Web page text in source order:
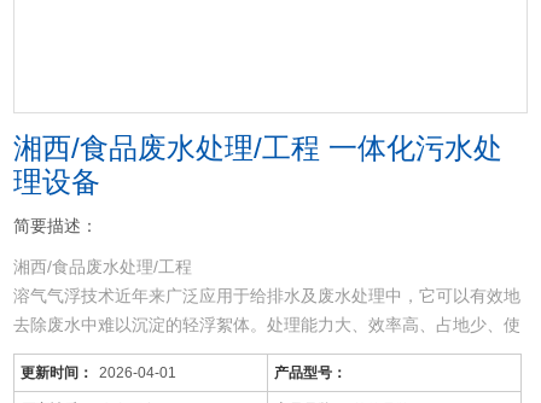
湘西/食品废水处理/工程 一体化污水处
理设备
简要描述：
湘西/食品废水处理/工程
溶气气浮技术近年来广泛应用于给排水及废水处理中，它可以有效地
去除废水中难以沉淀的轻浮絮体。处理能力大、效率高、占地少、使
用范围广。
化工废水中的污染物种类、污水量是随着社会经济发展的提高而不断
更新时间： 2026-04-01 产品型号：